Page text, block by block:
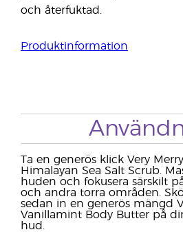
och återfuktad.
Produktinformation
Ta en generös klick Very
Himalayan Sea Salt Scrub.
huden och fokusera särskilt
och andra torra områden.
sedan in en generös mängd
Vanillamint Body Butter på
hud.